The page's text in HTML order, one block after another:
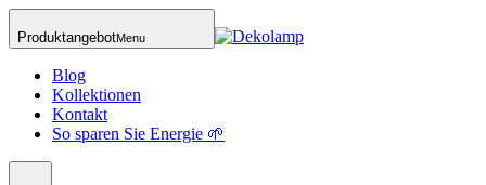
ProduktangebotMenu
Blog
Kollektionen
Kontakt
So sparen Sie Energie 🌱